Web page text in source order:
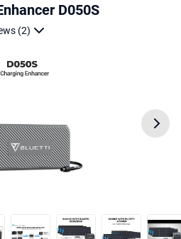
D050S
(2)